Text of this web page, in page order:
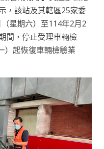
，該站及其轄區25家委
星期六）至114年2月2
間，停止受理車輛檢
）起恢復車輛檢驗業